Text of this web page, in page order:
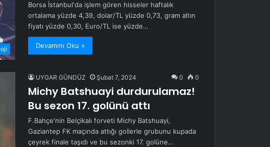
Borsa İstanbul'da işlem gören hisseler haftalık
ortalama yüzde 4,39, dolar/TL yüzde 0,73, gram altın
fiyatı yüzde 0,30, Euro/TL ise yüzde…
Devamını Oku »
UYGAR GÜNDÜZ Şubat 7, 2024 0 0
Michy Batshuayi durdurulamaz!
Bu sezon 17. golünü attı
F.Bahçe'nin Belçikalı forveti Michy Batshuayi,
Gaziantep FK maçında attığı gollerle grubunu kupada
çeyrek finale taşıdı ve bu sezonki 17. golüne…